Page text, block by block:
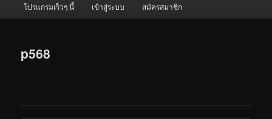
โปรแกรมเร็วๆ นี้ เข้าสู่ระบบ สมัครสมาชิก
p568